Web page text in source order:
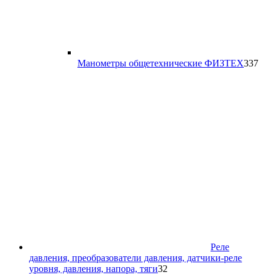
Манометры общетехнические ФИЗТЕХ337
Реле
давления, преобразователи давления, датчики-реле
уровня, давления, напора, тяги32